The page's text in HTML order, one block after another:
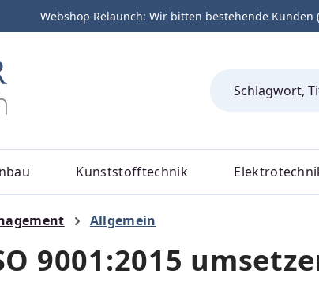
springenWebshop Relaunch: Wir bitten bestehende
Kunststofftechnik
Allgemein
9001:2015